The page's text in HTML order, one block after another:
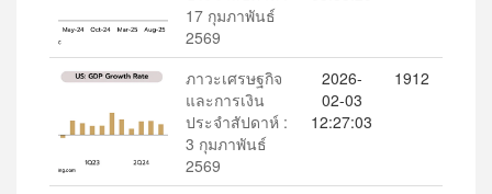
17 กุมภาพันธ์
2569
ภาวะเศรษฐกิจ
และการเงิน
ประจำสัปดาห์ :
3 กุมภาพันธ์
2569
2026-
02-03
12:27:03
1912